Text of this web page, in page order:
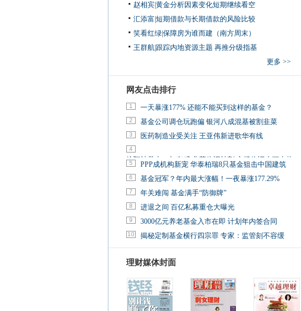
赵相宾黄金分析因素变化短期继续看空
汇添富 短期借款与长期借款的风险比较
笑看红绿保障房为谁而建（南方周末）
王群航跟踪内地资源主题 再推分级指基
更多 >>
网友点击排行
1 一天暴涨177% 还能不能买到这样的基金？
2 基金公司调仓玩跑偏 银河八成混基被割韭菜
3 医药制造业受关注 王亚伟新进歌华有线
4
徐翔被带走一年有感:韭菜依旧被割 市场依旧水深火热
5 PPP成机构新宠 华泰柏瑞8只基金狙击中国建筑
6 基金冠军？年内最大涨幅！一夜暴涨177.29%
7 年关难闯 基金满手“防御牌”
8 进退之间 百亿私募重仓大曝光
9 3000亿元养老基金入市在即 计划年内签合同
10 揭秘定制基金横行四宗罪 专家：监管刻不容缓
理财媒体封面